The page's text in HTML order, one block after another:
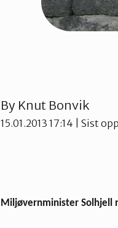
By Knut Bonvik
15.01.2013 17:14 | Sist
Miljøvernminister Solhjell